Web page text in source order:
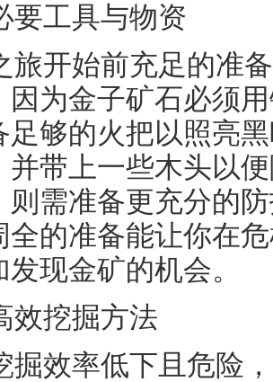
要工具与物资
旅开始前充足的准
因为金子矿石必须
足够的火把以照亮
并带上一些木头以
则需准备更充分的
全的准备能让你在
现金矿的机会。
效挖掘方法
掘效率低下且危险